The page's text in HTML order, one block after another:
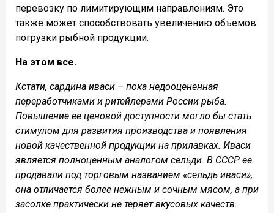
перевозку по лимитирующим направлениям. Это
также может способствовать увеличению объемов
погрузки рыбной продукции.
На этом все.
Кстати, сардина иваси – пока недооцененная
переработчиками и ритейлерами России рыба.
Повышение ее ценовой доступности могло бы стать
стимулом для развития производства и появления
новой качественной продукции на прилавках. Иваси
является полноценным аналогом сельди. В СССР ее
продавали под торговым названием «сельдь иваси»,
она отличается более нежным и сочным мясом, а при
засолке практически не теряет вкусовых качеств.